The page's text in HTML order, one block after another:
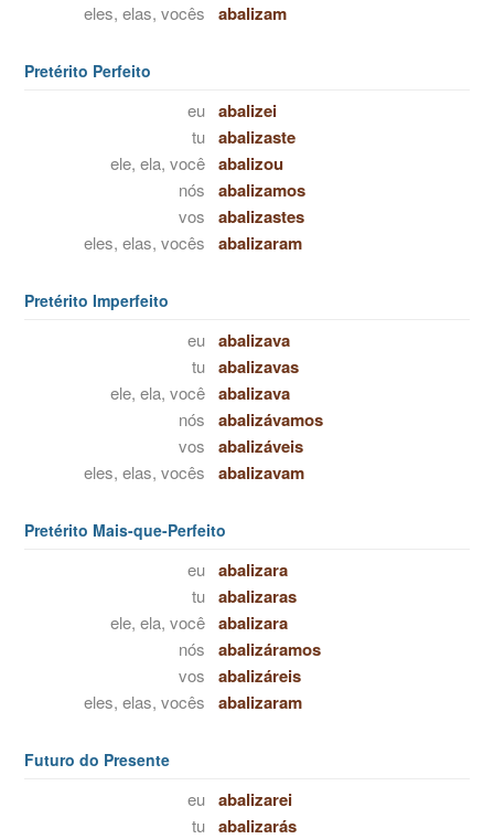
eles, elas, vocês abalizam
Pretérito Perfeito
eu abalizei
tu abalizaste
ele, ela, você abalizou
nós abalizamos
vos abalizastes
eles, elas, vocês abalizaram
Pretérito Imperfeito
eu abalizava
tu abalizavas
ele, ela, você abalizava
nós abalizávamos
vos abalizáveis
eles, elas, vocês abalizavam
Pretérito Mais-que-Perfeito
eu abalizara
tu abalizaras
ele, ela, você abalizara
nós abalizáramos
vos abalizáreis
eles, elas, vocês abalizaram
Futuro do Presente
eu abalizarei
tu abalizarás